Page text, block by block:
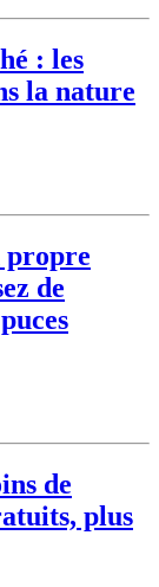
: les
la nature
propre
de
de
plus